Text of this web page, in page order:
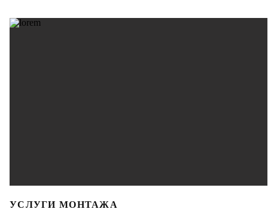
УСЛУГИ МОНТАЖА